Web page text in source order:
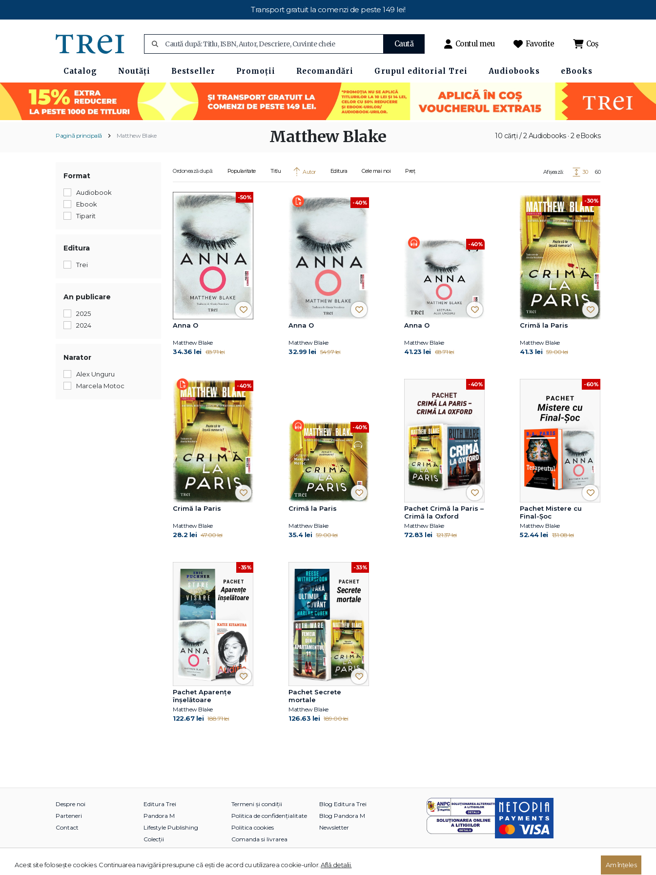
Transport gratuit la comenzi de peste 149 lei!
Caută Contul meu Favorite Coș
Catalog Noutăți Bestseller Promoții Recomandări Grupul editorial Trei Audiobooks eBooks
Pagină principală Matthew Blake 10 cărți / 2 Audiobooks · 2 eBooks
Matthew Blake
Format
Audiobook
Ebook
Tiparit
Editura
Trei
An publicare
2025
2024
Narator
Alex Unguru
Marcela Motoc
Ordonează după: Popularitate Titlu Autor Editura Cele mai noi Preț Afișează: 30 60
-50%
Anna O
Matthew Blake
34.36 lei 68.71 lei
-40%
Anna O
Matthew Blake
32.99 lei 54.97 lei
-40%
Anna O
Matthew Blake
41.23 lei 68.71 lei
-30%
Crimă la Paris
Matthew Blake
41.3 lei 59.00 lei
-40%
Crimă la Paris
Matthew Blake
28.2 lei 47.00 lei
-40%
Crimă la Paris
Matthew Blake
35.4 lei 59.00 lei
-40%
Pachet Crimă la Paris –
Crimă la Oxford
Matthew Blake
72.83 lei 121.37 lei
-60%
Pachet Mistere cu
Final-Șoc
Matthew Blake
52.44 lei 131.08 lei
-35%
Pachet Aparențe
înșelătoare
Matthew Blake
122.67 lei 188.71 lei
-33%
Pachet Secrete
mortale
Matthew Blake
126.63 lei 189.00 lei
Despre noi
Parteneri
Contact
Editura Trei
Pandora M
Lifestyle Publishing
Colecții
Termeni și condiții
Politica de confidențialitate
Politica cookies
Comanda si livrarea
Blog Editura Trei
Blog Pandora M
Newsletter
© 2026 Grupul Editorial TREI. Toate drepturile rezervate.
Acest site foloseşte cookies. Continuarea navigării presupune că eşti de acord cu utilizarea cookie-urilor. Află detalii. Am înțeles